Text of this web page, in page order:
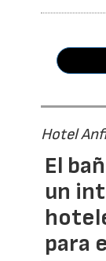
Hotel
El
un
para